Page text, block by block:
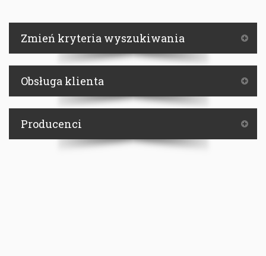
Zmień kryteria wyszukiwania
Obsługa klienta
Producenci